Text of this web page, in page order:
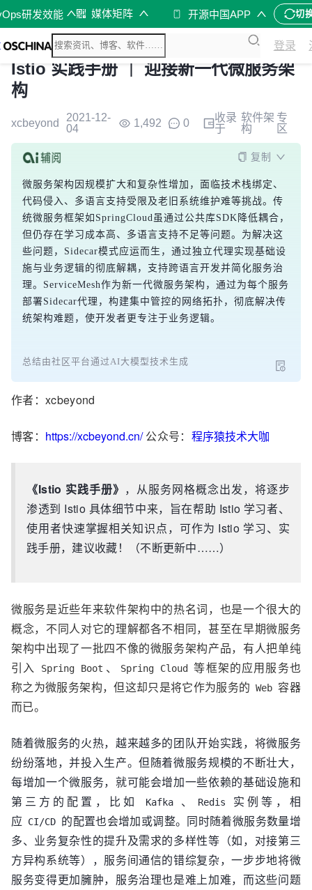
研发效能 媒体矩阵 开源中国APP 切
登录
Istio 实践手册 ｜ 迎接新一代微服务架
构
xcbeyond
2021-12-
04
1,492 0
收录
于
软件架
构
专
区
复制
微服务架构因规模扩大和复杂性增加，面临技术栈绑定、
代码侵入、多语言支持受限及老旧系统维护难等挑战。传
统微服务框架如SpringCloud虽通过公共库SDK降低耦合，
但仍存在学习成本高、多语言支持不足等问题。为解决这
些问题，Sidecar模式应运而生，通过独立代理实现基础设
施与业务逻辑的彻底解耦，支持跨语言开发并简化服务治
理。ServiceMesh作为新一代微服务架构，通过为每个服务
部署Sidecar代理，构建集中管控的网络拓扑，彻底解决传
统架构难题，使开发者更专注于业务逻辑。
总结由社区平台通过AI大模型技术生成
作者：xcbeyond
博客： https://xcbeyond.cn/公众号： 程序猿技术大咖
《Istio 实践手册》 ，从服务网格概念出发，将逐步
渗透到 Istio 具体细节中来，旨在帮助 Istio 学习者、
使用者快速掌握相关知识点，可作为 Istio 学习、实
践手册，建议收藏！（不断更新中……）
微服务是近些年来软件架构中的热名词，也是一个很大的
概念，不同人对它的理解都各不相同，甚至在早期微服务
架构中出现了一批四不像的微服务架构产品，有人把单纯
引入
Spring Boot 、 Spring Cloud
等框架的应用服务也
称之为微服务架构，但这却只是将它作为服务的 Web 容器
而已。
随着微服务的火热，越来越多的团队开始实践，将微服务
纷纷落地，并投入生产。但随着微服务规模的不断壮大，
每增加一个微服务，就可能会增加一些依赖的基础设施和
第三方的配置，比如
Kafka 、 Redis
实例等，相
应
CI/CD 的配置也会增加或调整。同时随着微服务数量增
多、业务复杂性的提升及需求的多样性等（如，对接第三
方异构系统等），服务间通信的错综复杂，一步步地将微
服务变得更加臃肿，服务治理也是难上加难，而这些问题